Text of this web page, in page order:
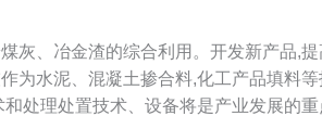
灰、冶金渣的综合利用。开发新产品,
为水泥、混凝土掺合料,化工产品填料
处理处置技术、设备将是产业发展的